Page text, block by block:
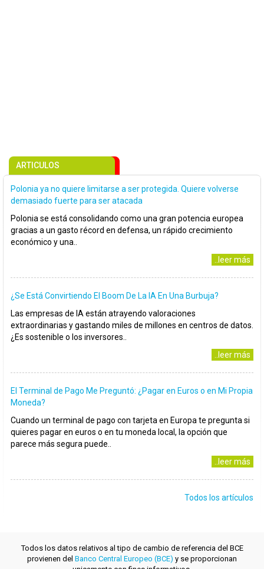
ARTICULOS
Polonia ya no quiere limitarse a ser protegida. Quiere volverse
demasiado fuerte para ser atacada
Polonia se está consolidando como una gran potencia europea
gracias a un gasto récord en defensa, un rápido crecimiento
económico y una..
..leer más
¿Se Está Convirtiendo El Boom De La IA En Una Burbuja?
Las empresas de IA están atrayendo valoraciones
extraordinarias y gastando miles de millones en centros de datos.
¿Es sostenible o los inversores..
..leer más
El Terminal de Pago Me Preguntó: ¿Pagar en Euros o en Mi Propia
Moneda?
Cuando un terminal de pago con tarjeta en Europa te pregunta si
quieres pagar en euros o en tu moneda local, la opción que
parece más segura puede..
..leer más
Todos los artículos
Todos los datos relativos al tipo de cambio de referencia del BCE
provienen del Banco Central Europeo (BCE) y se proporcionan